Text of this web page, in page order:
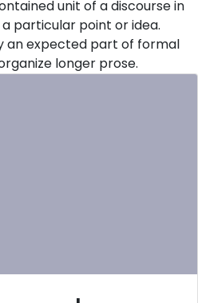
unit of a discourse in
particular point or idea.
an expected part of formal
longer prose.